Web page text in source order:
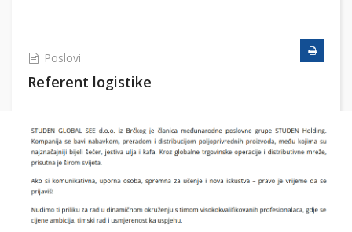
Poslovi
Referent logistike